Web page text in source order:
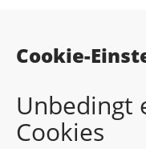
Cookie-
Unbedingt
Cookies